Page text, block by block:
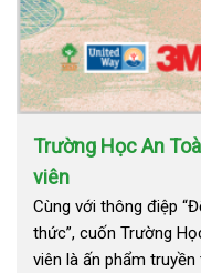
Trường Học An
viên
Cùng với thông điệp
thức”, cuốn Trường
viên là ấn phẩm